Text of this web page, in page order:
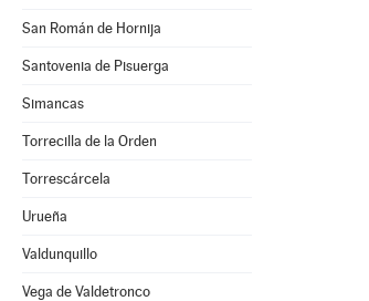
San Román de Hornija
Santovenia de Pisuerga
Simancas
Torrecilla de la Orden
Torrescárcela
Urueña
Valdunquillo
Vega de Valdetronco